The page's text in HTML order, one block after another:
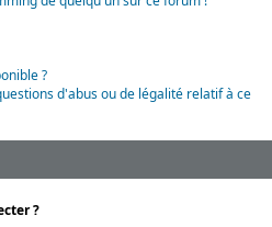
?
d'abus ou de légalité relatif à ce
?